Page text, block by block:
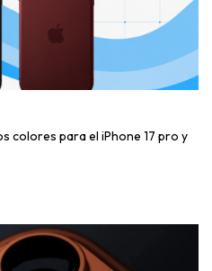
colores para el iPhone 17 pro y